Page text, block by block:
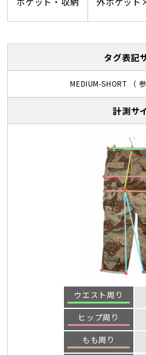
タグ表記
MEDIUM-SHORT （
計測サ
ウエスト周り
ヒップ周り
もも周り